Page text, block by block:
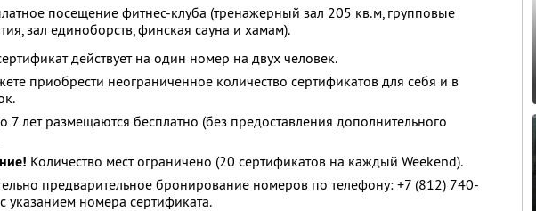
посещение фитнес-клуба (тренажерный зал 205 кв.м, групповые
зал единоборств, финская сауна и хамам).
действует на один номер на двух человек.
приобрести неограниченное количество сертификатов для себя и в
7 лет размещаются бесплатно (без предоставления дополнительного
Количество мест ограничено (20 сертификатов на каждый Weekend).
предварительное бронирование номеров по телефону: +7 (812) 740-
указанием номера сертификата.